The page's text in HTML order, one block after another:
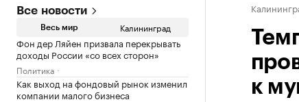
Все новости
Весь мир Калининград
Фон дер Ляйен призвала перекрывать
доходы России «со всех сторон»
Политика
Как выход на фондовый рынок изменил
компании малого бизнеса
к